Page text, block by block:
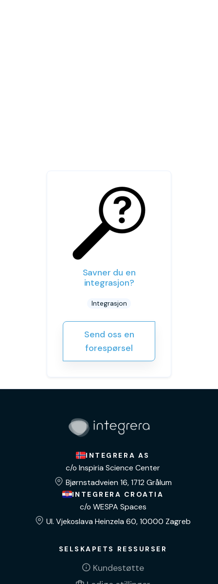
Savner du en
integrasjon?
Integrasjon
Send oss en
forespørsel
INTEGRERA AS
c/o Inspiria Science Center
Bjørnstadveien 16, 1712 Grålum
INTEGRERA CROATIA
c/o WESPA Spaces
Ul. Vjekoslava Heinzela 60, 10000 Zagreb
SELSKAPETS RESSURSER
Kundestøtte